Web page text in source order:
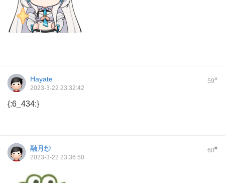
59#
Hayate
2023-3-22 23:32:42
{:6_434:}
60#
融月纱
2023-3-22 23:36:50